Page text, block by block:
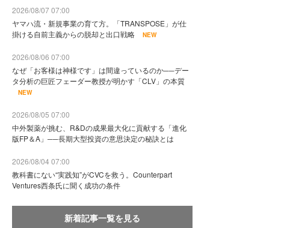
2026/08/07 07:00
ヤマハ流・新規事業の育て方。「TRANSPOSE」が仕
掛ける自前主義からの脱却と出口戦略
NEW
2026/08/06 07:00
なぜ「お客様は神様です」は間違っているのか──デー
タ分析の巨匠フェーダー教授が明かす「CLV」の本質
NEW
2026/08/05 07:00
中外製薬が挑む、R&Dの成果最大化に貢献する「進化
版FP＆A」──長期大型投資の意思決定の秘訣とは
2026/08/04 07:00
教科書にない“実践知”がCVCを救う。Counterpart
Ventures西条氏に聞く成功の条件
新着記事一覧を見る